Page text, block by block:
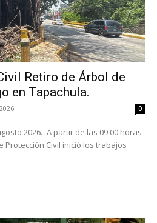
Retiro de Árbol de
en Tapachula.
0
2026.- A partir de las 09:00 horas
Civil inició los trabajos